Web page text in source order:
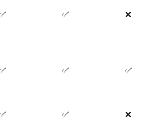
✅ ✅ ❌
✅ ✅ ✅
✅ ✅ ❌